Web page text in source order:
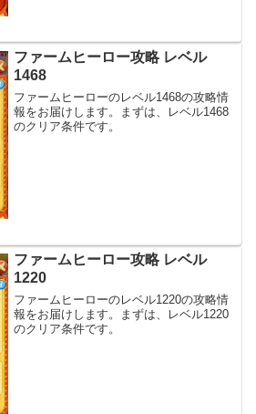
ファームヒーロー攻略 レベル
1468
ファームヒーローのレベル1468の攻略情
報をお届けします。まずは、レベル1468
のクリア条件です。
ファームヒーロー攻略 レベル
1220
ファームヒーローのレベル1220の攻略情
報をお届けします。まずは、レベル1220
のクリア条件です。